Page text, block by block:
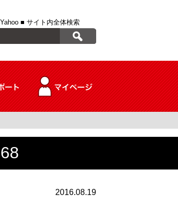
Yahoo ■ サイト内全体検索
2016.08.19